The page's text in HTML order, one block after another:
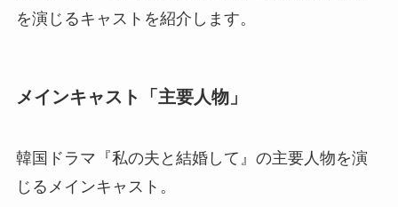
を演じるキャストを紹介します。
メインキャスト「主要人物」
韓国ドラマ『私の夫と結婚して』の主要人物を演
じるメインキャスト。